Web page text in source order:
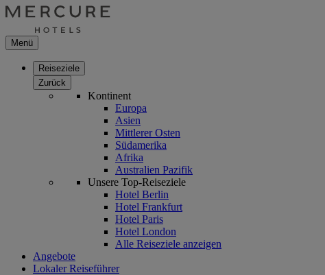
Menü
Reiseziele
Zurück
Kontinent
Europa
Asien
Mittlerer Osten
Südamerika
Afrika
Australien Pazifik
Unsere Top-Reiseziele
Hotel Berlin
Hotel Frankfurt
Hotel Paris
Hotel London
Alle Reiseziele anzeigen
Angebote
Lokaler Reiseführer